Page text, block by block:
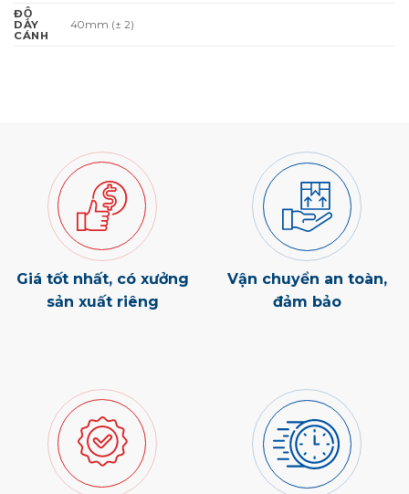
ĐỘ
DÀY
CÁNH
40mm (± 2)
Giá tốt nhất, có xưởng
sản xuất riêng
Vận chuyển an toàn,
đảm bảo